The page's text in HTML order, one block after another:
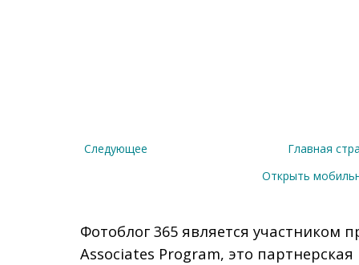
Следующее
Главная
Открыть
Фотоблог 365 является участником
Associates Program, это